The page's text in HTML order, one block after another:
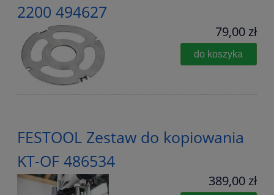
2200 494627
79,00 zł
do koszyka
FESTOOL Zestaw do kopiowania
KT-OF 486534
389,00 zł